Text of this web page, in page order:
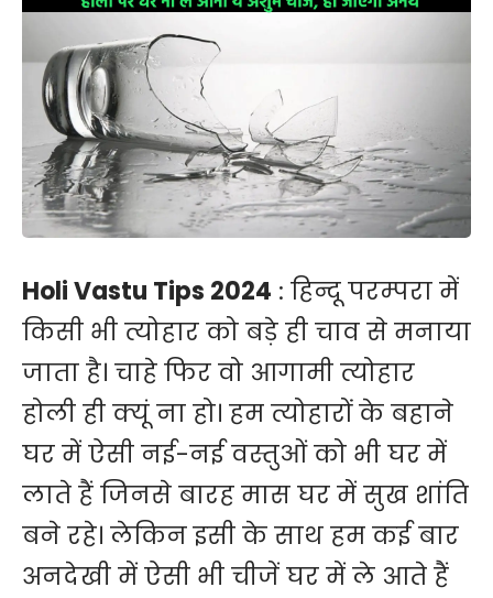
Holi Vastu Tips 2024 : हिन्दू परम्परा में
किसी भी त्योहार को बड़े ही चाव से मनाया
जाता है। चाहे फिर वो आगामी त्योहार
होली ही क्यूं ना हो। हम त्योहारों के बहाने
घर में ऐसी नई-नई वस्तुओं को भी घर में
लाते हैं जिनसे बारह मास घर में सुख शांति
बने रहे। लेकिन इसी के साथ हम कई बार
अनदेखी में ऐसी भी चीजें घर में ले आते हैं